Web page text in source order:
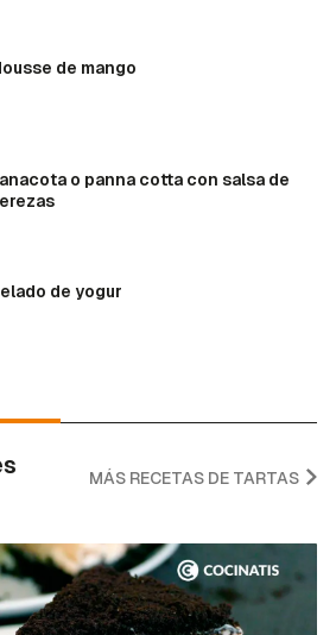
de mango
o panna cotta con salsa de
de yogur
MÁS RECETAS DE TARTAS